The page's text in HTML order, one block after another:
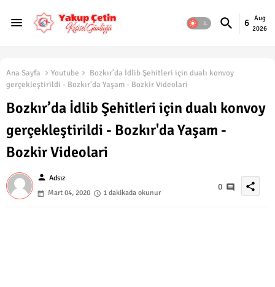
6
Aug
2026
Ana Sayfa Youtube
Bozkır’da İdlib Şehitleri için dualı konvoy
gerçekleştirildi - Bozkır'da Yaşam - Bozkir Videolari
Bozkır’da İdlib Şehitleri için dualı konvoy
gerçekleştirildi - Bozkır'da Yaşam -
Bozkir Videolari
person Adsız
Mart 04, 2020
1 dakikada okunur
0 share